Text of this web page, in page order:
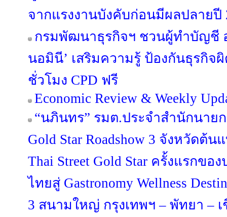
จากแรงงานบังคับก่อนมีผลปลายปี
กรมพัฒนาธุรกิจฯ ชวนผู้ทำบัญชี
นอมินี’ เสริมความรู้ ป้องกันธุรกิ
ชั่วโมง CPD ฟรี
Economic Review & Weekly
“นภินทร” รมต.ประจำสำนักนาย
Gold Star Roadshow 3 จังหวัดต้
Thai Street Gold Star ครั้งแรกข
ไทยสู่ Gastronomy Wellness
3 สนามใหญ่ กรุงเทพฯ – พัทยา –